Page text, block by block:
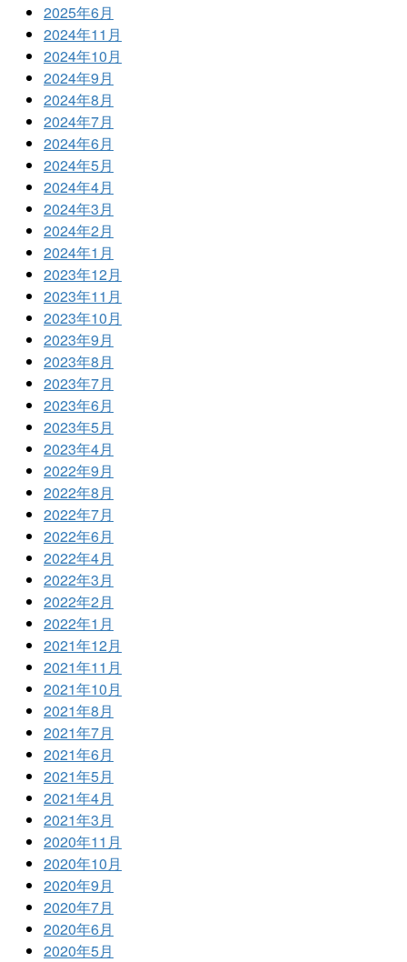
2025年6月
2024年11月
2024年10月
2024年9月
2024年8月
2024年7月
2024年6月
2024年5月
2024年4月
2024年3月
2024年2月
2024年1月
2023年12月
2023年11月
2023年10月
2023年9月
2023年8月
2023年7月
2023年6月
2023年5月
2023年4月
2022年9月
2022年8月
2022年7月
2022年6月
2022年4月
2022年3月
2022年2月
2022年1月
2021年12月
2021年11月
2021年10月
2021年8月
2021年7月
2021年6月
2021年5月
2021年4月
2021年3月
2020年11月
2020年10月
2020年9月
2020年7月
2020年6月
2020年5月